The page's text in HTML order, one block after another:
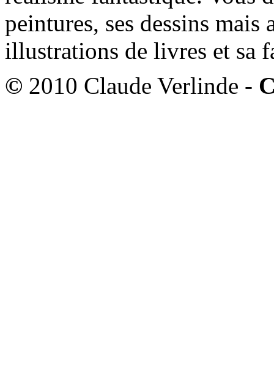
peintures, ses dessins mais
illustrations de livres et sa
© 2010 Claude Verlinde -